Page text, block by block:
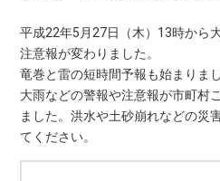
平成22年5月27日（木）13時から
注意報が変わりました。
竜巻と雷の短時間予報も始まりまし
大雨などの警報や注意報が市町村
ました。洪水や土砂崩れなどの災
てください。